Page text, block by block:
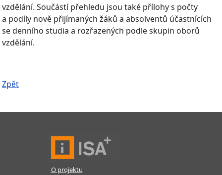
vzdělání. Součástí přehledu jsou také přílohy s počty
a podíly nově přijímaných žáků a absolventů účastnících
se denního studia a rozřazených podle skupin oborů
vzdělání.
Zpět
O projektu